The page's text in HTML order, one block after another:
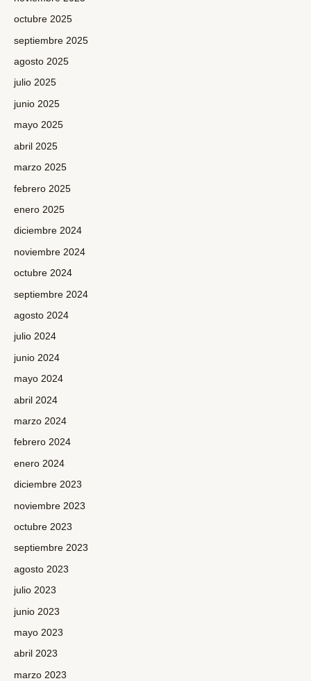
octubre 2025
septiembre 2025
agosto 2025
julio 2025
junio 2025
mayo 2025
abril 2025
marzo 2025
febrero 2025
enero 2025
diciembre 2024
noviembre 2024
octubre 2024
septiembre 2024
agosto 2024
julio 2024
junio 2024
mayo 2024
abril 2024
marzo 2024
febrero 2024
enero 2024
diciembre 2023
noviembre 2023
octubre 2023
septiembre 2023
agosto 2023
julio 2023
junio 2023
mayo 2023
abril 2023
marzo 2023